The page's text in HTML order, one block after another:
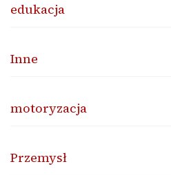
edukacja
Inne
motoryzacja
Przemysł